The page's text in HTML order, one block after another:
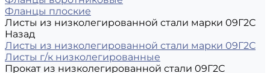
Фланцы плоские
Листы из низколегированной стали марки 09Г2С
Назад
Листы из низколегированной стали марки 09Г2С
Листы г/к низколегированные
Прокат из низколегированной стали 09Г2С